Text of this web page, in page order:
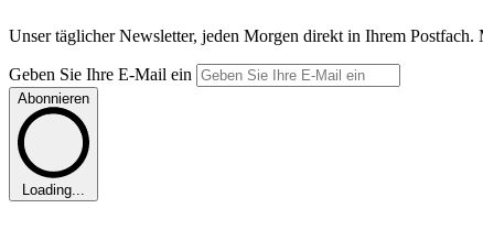
Unser täglicher Newsletter, jeden Morgen direkt in Ihrem
Geben Sie Ihre E-Mail ein
Abonnieren
Loading...